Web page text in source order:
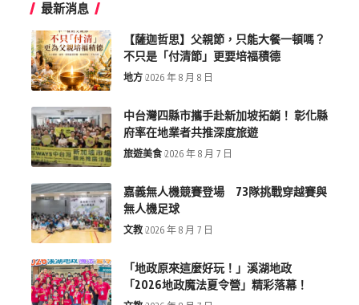
最新消息
【薩迦哲思】父親節，只能大餐一頓嗎？
不只是「付清節」更要培福積德
地方 2026 年 8 月 8 日
中台灣四縣市攜手赴新加坡拓銷！ 彰化縣
府率在地業者共推深度旅遊
旅遊美食 2026 年 8 月 7 日
嘉義無人機競賽登場 73隊挑戰穿越賽與
無人機足球
文教 2026 年 8 月 7 日
「地政原來這麼好玩！」溪湖地政
「2026地政魔法夏令營」精彩落幕！